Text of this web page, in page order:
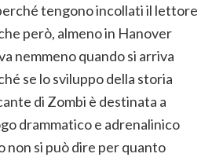
tengono incollati il lettore
però, almeno in Hanover
nemmeno quando si arriva
se lo sviluppo della storia
di Zombi è destinata a
drammatico e adrenalinico
non si può dire per quanto